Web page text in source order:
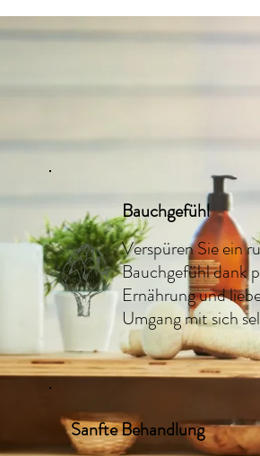
Bauchgefühl
Verspüren Sie ein
Bauchgefühl dank
Ernährung und
Umgang mit sich
Sanfte Behandlung